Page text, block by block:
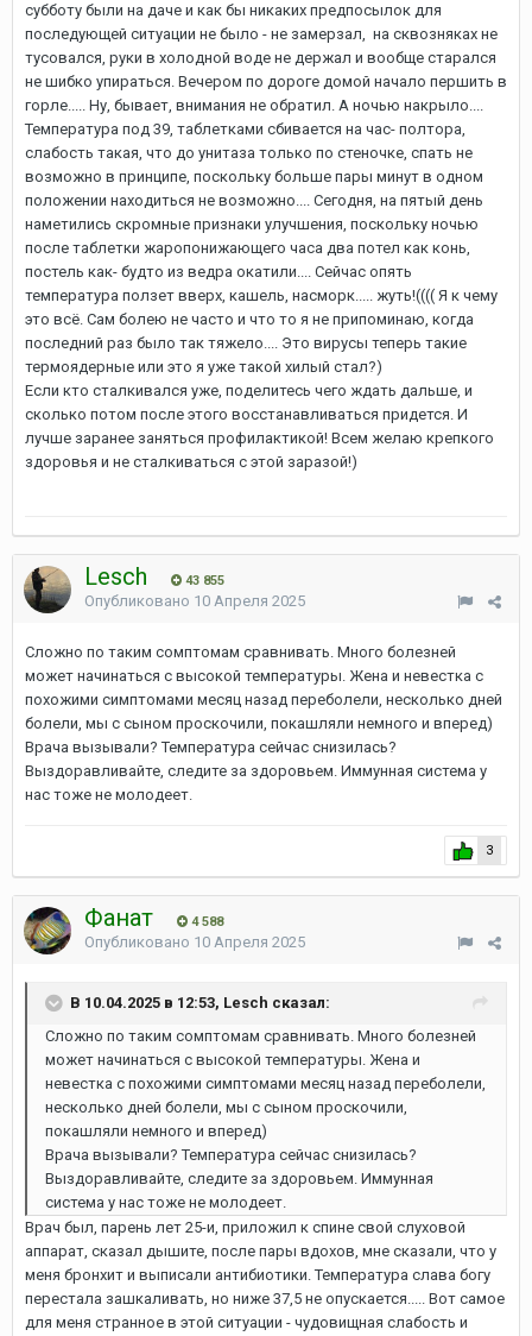
субботу были на даче и как бы никаких предпосылок для
последующей ситуации не было - не замерзал, на сквозняках не
тусовался, руки в холодной воде не держал и вообще старался
не шибко упираться. Вечером по дороге домой начало першить в
горле..... Ну, бывает, внимания не обратил. А ночью накрыло....
Температура под 39, таблетками сбивается на час- полтора,
слабость такая, что до унитаза только по стеночке, спать не
возможно в принципе, поскольку больше пары минут в одном
положении находиться не возможно.... Сегодня, на пятый день
наметились скромные признаки улучшения, поскольку ночью
после таблетки жаропонижающего часа два потел как конь,
постель как- будто из ведра окатили.... Сейчас опять
температура ползет вверх, кашель, насморк..... жуть!(((( Я к чему
это всё. Сам болею не часто и что то я не припоминаю, когда
последний раз было так тяжело.... Это вирусы теперь такие
термоядерные или это я уже такой хилый стал?)
Если кто сталкивался уже, поделитесь чего ждать дальше, и
сколько потом после этого восстанавливаться придется. И
лучше заранее заняться профилактикой! Всем желаю крепкого
здоровья и не сталкиваться с этой заразой!)
Lesch 43 855
Опубликовано 10 Апреля 2025
Сложно по таким сомптомам сравнивать. Много болезней
может начинаться с высокой температуры. Жена и невестка с
похожими симптомами месяц назад переболели, несколько дней
болели, мы с сыном проскочили, покашляли немного и вперед)
Врача вызывали? Температура сейчас снизилась?
Выздоравливайте, следите за здоровьем. Иммунная система у
нас тоже не молодеет.
3
Фанат 4 588
Опубликовано 10 Апреля 2025
В 10.04.2025 в 12:53, Lesch сказал:
Сложно по таким сомптомам сравнивать. Много болезней
может начинаться с высокой температуры. Жена и
невестка с похожими симптомами месяц назад переболели,
несколько дней болели, мы с сыном проскочили,
покашляли немного и вперед)
Врача вызывали? Температура сейчас снизилась?
Выздоравливайте, следите за здоровьем. Иммунная
система у нас тоже не молодеет.
Врач был, парень лет 25-и, приложил к спине свой слуховой
аппарат, сказал дышите, после пары вдохов, мне сказали, что у
меня бронхит и выписали антибиотики. Температура слава богу
перестала зашкаливать, но ниже 37,5 не опускается..... Вот самое
для меня странное в этой ситуации - чудовищная слабость и